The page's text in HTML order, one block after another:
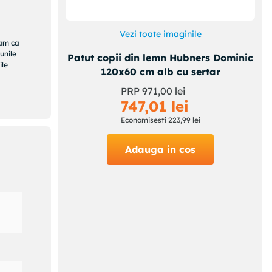
ca
Vezi toate imaginile
Patut copii din lemn Hubners Dominic
120x60 cm alb cu sertar
PRP 971,00 lei
747,01 lei
Economisesti 223,99 lei
Adauga in cos